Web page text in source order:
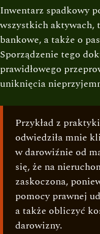
Inwentarz spadkowy
wszystkich aktywach,
bankowe, a także o
Sporządzenie tego
prawidłowego
uniknięcia
Przykład z
odwiedziła mnie
w darowiźnie od
się, że na
zaskoczona,
pomocy prawnej
a także obliczyć
darowizny.